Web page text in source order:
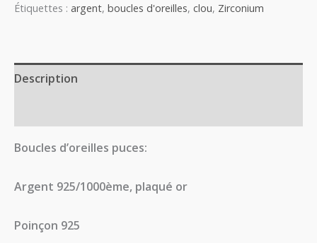
Étiquettes : argent, boucles d'oreilles, clou, Zirconium
Description
Boucles d’oreilles puces:
Argent 925/1000ème, plaqué or
Poinçon 925